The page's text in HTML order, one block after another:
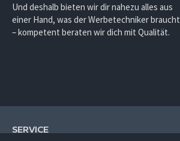
Und deshalb bieten wir dir nahezu alles aus
einer Hand, was der Werbetechniker braucht
– kompetent beraten wir dich mit Qualität.
SERVICE